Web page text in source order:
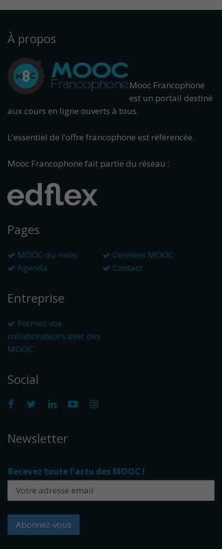
À propos
Mooc Francophone
est un portail destiné
aux cours en ligne ouverts à tous.
L’essentiel de l’offre francophone est référencée.
Mooc Francophone fait partie du réseau :
Pages
MOOC du mois
Derniers MOOC
Agenda
Contact
Entreprise
Formez vos
collaborateurs avec des
MOOC
Social
Newsletter
Recevez toute l'actu des MOOC !